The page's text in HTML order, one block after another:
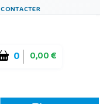
CONTACTER
0 0,00 €